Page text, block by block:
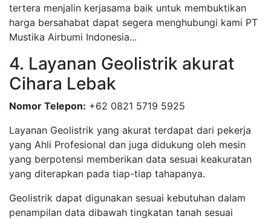
tertera menjalin kerjasama baik untuk membuktikan
harga bersahabat dapat segera menghubungi kami PT
Mustika Airbumi Indonesia...
4. Layanan Geolistrik akurat
Cihara Lebak
Nomor Telepon: +62 0821 5719 5925
Layanan Geolistrik yang akurat terdapat dari pekerja
yang Ahli Profesional dan juga didukung oleh mesin
yang berpotensi memberikan data sesuai keakuratan
yang diterapkan pada tiap-tiap tahapanya.
Geolistrik dapat digunakan sesuai kebutuhan dalam
penampilan data dibawah tingkatan tanah sesuai